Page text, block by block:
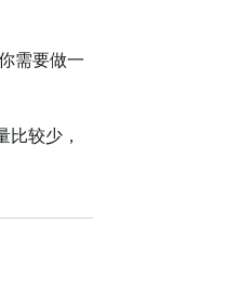
需要做一
较少，